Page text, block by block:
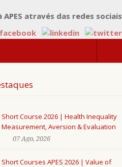
APES através das redes sociais
Short Course 2026 | Health Inequality
Measurement, Aversion & Evaluation
07 Ago, 2026
Short Courses APES 2026 | Value of